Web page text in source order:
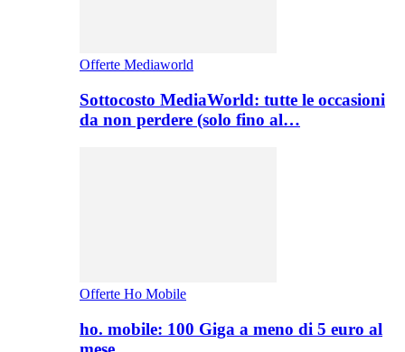
Offerte Mediaworld
Sottocosto MediaWorld: tutte le occasioni
da non perdere (solo fino al…
Offerte Ho Mobile
ho. mobile: 100 Giga a meno di 5 euro al